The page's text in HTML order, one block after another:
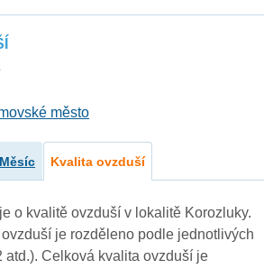
město
Kvalita ovzduší
o kvalitě ovzduší v lokalitě Korozluky.
je rozděleno podle jednotlivých
atd.). Celková kvalita ovzduší je